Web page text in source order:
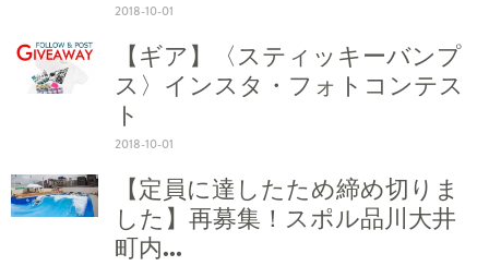
2018-10-01
【ギア】〈スティッキーバンプ
ス〉インスタ・フォトコンテス
ト
2018-10-01
【定員に達したため締め切りま
した】再募集！スポル品川大井
町内...